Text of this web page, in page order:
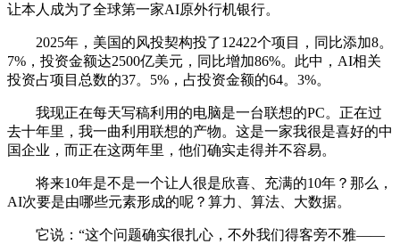
让本人成为了全球第一家AI原外行机银行。
2025年，美国的风投契构投了12422个项目，同比添加8。
7%，投资金额达2500亿美元，同比增加86%。此中，AI相关
投资占项目总数的37。5%，占投资金额的64。3%。
我现正在每天写稿利用的电脑是一台联想的PC。正在过
去十年里，我一曲利用联想的产物。这是一家我很是喜好的中
国企业，而正在这两年里，他们确实走得并不容易。
将来10年是不是一个让人很是欣喜、充满的10年？那么，
AI次要是由哪些元素形成的呢？算力、算法、大数据。
它说：“这个问题确实很扎心，不外我们得客旁不雅——